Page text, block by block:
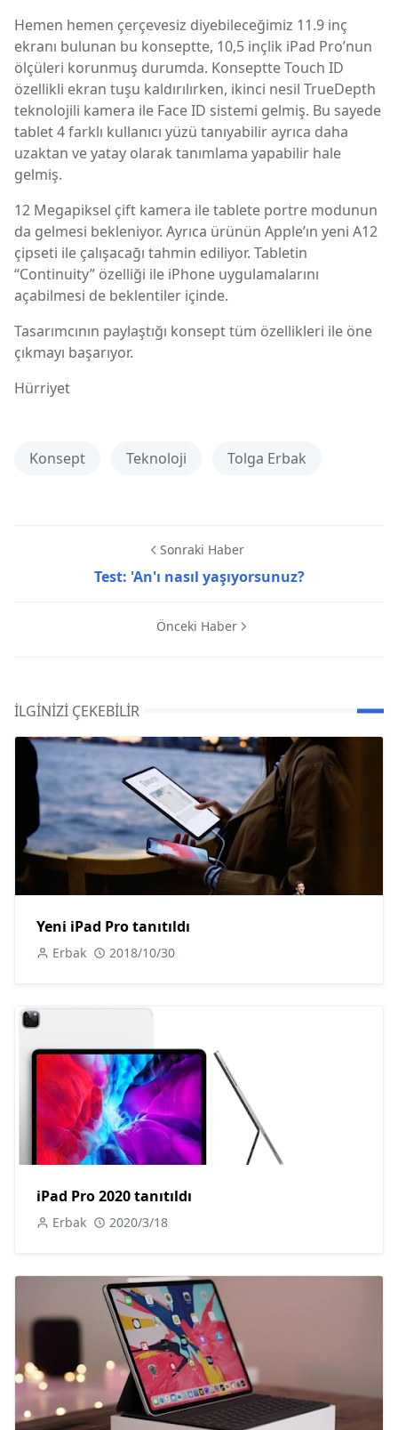
Hemen hemen çerçevesiz diyebileceğimiz 11.9 inç
ekranı bulunan bu konseptte, 10,5 inçlik iPad Pro’nun
ölçüleri korunmuş durumda. Konseptte Touch ID
özellikli ekran tuşu kaldırılırken, ikinci nesil TrueDepth
teknolojili kamera ile Face ID sistemi gelmiş. Bu sayede
tablet 4 farklı kullanıcı yüzü tanıyabilir ayrıca daha
uzaktan ve yatay olarak tanımlama yapabilir hale
gelmiş.
12 Megapiksel çift kamera ile tablete portre modunun
da gelmesi bekleniyor. Ayrıca ürünün Apple’ın yeni A12
çipseti ile çalışacağı tahmin ediliyor. Tabletin
“Continuity” özelliği ile iPhone uygulamalarını
açabilmesi de beklentiler içinde.
Tasarımcının paylaştığı konsept tüm özellikleri ile öne
çıkmayı başarıyor.
Hürriyet
Konsept Teknoloji Tolga Erbak
Sonraki Haber
Test: 'An'ı nasıl yaşıyorsunuz?
Önceki Haber
İLGINIZI ÇEKEBILIR
Yeni iPad Pro tanıtıldı
Erbak 2018/10/30
iPad Pro 2020 tanıtıldı
Erbak 2020/3/18